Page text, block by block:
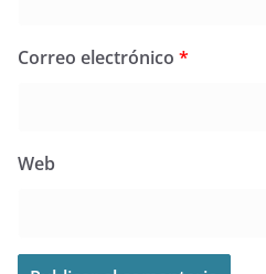
Correo electrónico *
Web